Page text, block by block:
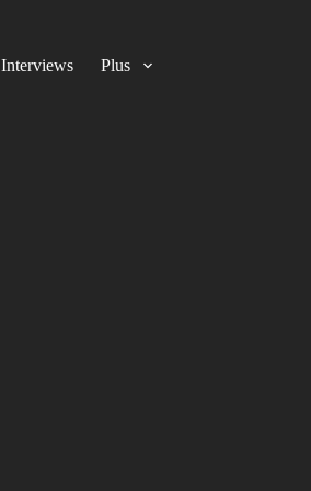
Interviews Plus